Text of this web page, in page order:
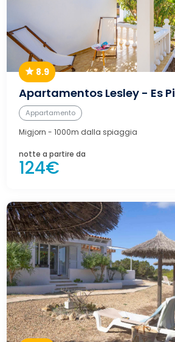
8.9
Apartamentos Lesley - Es Pi
Appartamento
Migjorn - 1000m dalla spiaggia
notte a partire da
124€